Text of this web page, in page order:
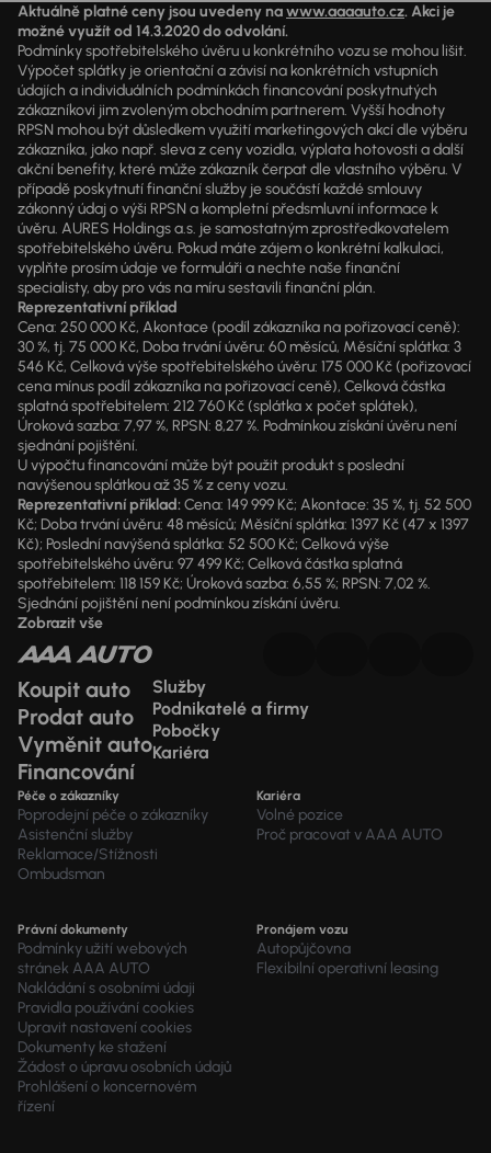
Aktuálně platné ceny jsou uvedeny nawww.aaaauto.cz. Akci je
možné využít od 14.3.2020 do odvolání.
Podmínky spotřebitelského úvěru u konkrétního vozu se mohou lišit.
Výpočet splátky je orientační a závisí na konkrétních vstupních
údajích a individuálních podmínkách financování poskytnutých
zákazníkovi jim zvoleným obchodním partnerem. Vyšší hodnoty
RPSN mohou být důsledkem využití marketingových akcí dle výběru
zákazníka, jako např. sleva z ceny vozidla, výplata hotovosti a další
akční benefity, které může zákazník čerpat dle vlastního výběru. V
případě poskytnutí finanční služby je součástí každé smlouvy
zákonný údaj o výši RPSN a kompletní předsmluvní informace k
úvěru. AURES Holdings a.s. je samostatným zprostředkovatelem
spotřebitelského úvěru. Pokud máte zájem o konkrétní kalkulaci,
vyplňte prosím údaje ve formuláři a nechte naše finanční
specialisty, aby pro vás na míru sestavili finanční plán.
Reprezentativní příklad
Cena: 250 000 Kč, Akontace (podíl zákazníka na pořizovací ceně):
30 %, tj. 75 000 Kč, Doba trvání úvěru: 60 měsíců, Měsíční splátka: 3
546 Kč, Celková výše spotřebitelského úvěru: 175 000 Kč (pořizovací
cena mínus podíl zákazníka na pořizovací ceně), Celková částka
splatná spotřebitelem: 212 760 Kč (splátka x počet splátek),
Úroková sazba: 7,97 %, RPSN: 8,27 %. Podmínkou získání úvěru není
sjednání pojištění.
U výpočtu financování může být použit produkt s poslední
navýšenou splátkou až 35 % z ceny vozu.
Reprezentativní příklad:Cena: 149 999 Kč; Akontace: 35 %, tj. 52 500
Kč; Doba trvání úvěru: 48 měsíců; Měsíční splátka: 1397 Kč (47 x 1397
Kč); Poslední navýšená splátka: 52 500 Kč; Celková výše
spotřebitelského úvěru: 97 499 Kč; Celková částka splatná
spotřebitelem: 118 159 Kč; Úroková sazba: 6,55 %; RPSN: 7,02 %.
Sjednání pojištění není podmínkou získání úvěru.
Zobrazit vše
Koupit auto
Prodat auto
Vyměnit auto
Financování
Služby
Podnikatelé a firmy
Pobočky
Kariéra
Péče o zákazníky
Poprodejní péče o zákazníky
Asistenční služby
Reklamace/Stížnosti
Ombudsman
Kariéra
Volné pozice
Proč pracovat v AAA AUTO
Právní dokumenty
Podmínky užití webových
stránek AAA AUTO
Nakládání s osobními údaji
Pravidla používání cookies
Upravit nastavení cookies
Dokumenty ke stažení
Žádost o úpravu osobních údajů
Prohlášení o koncernovém
řízení
Pronájem vozu
Autopůjčovna
Flexibilní operativní leasing